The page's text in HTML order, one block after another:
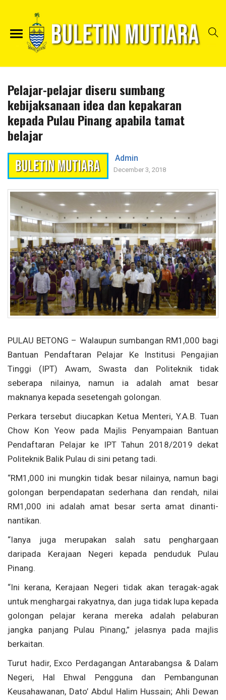
Pelajar-pelajar diseru sumbang
kebijaksanaan idea dan kepakaran
kepada Pulau Pinang apabila tamat
belajar
Admin
December 3, 2018
PULAU BETONG – Walaupun sumbangan RM1,000 bagi
Bantuan Pendaftaran Pelajar Ke Institusi Pengajian
Tinggi (IPT) Awam, Swasta dan Politeknik tidak
seberapa nilainya, namun ia adalah amat besar
maknanya kepada sesetengah golongan.
Perkara tersebut diucapkan Ketua Menteri, Y.A.B. Tuan
Chow Kon Yeow pada Majlis Penyampaian Bantuan
Pendaftaran Pelajar ke IPT Tahun 2018/2019 dekat
Politeknik Balik Pulau di sini petang tadi.
“RM1,000 ini mungkin tidak besar nilainya, namun bagi
golongan berpendapatan sederhana dan rendah, nilai
RM1,000 ini adalah amat besar serta amat dinanti-
nantikan.
“Ianya juga merupakan salah satu penghargaan
daripada Kerajaan Negeri kepada penduduk Pulau
Pinang.
“Ini kerana, Kerajaan Negeri tidak akan teragak-agak
untuk menghargai rakyatnya, dan juga tidak lupa kepada
golongan pelajar kerana mereka adalah pelaburan
jangka panjang Pulau Pinang,” jelasnya pada majlis
berkaitan.
Turut hadir, Exco Perdagangan Antarabangsa & Dalam
Negeri, Hal Ehwal Pengguna dan Pembangunan
Keusahawanan, Dato’ Abdul Halim Hussain; Ahli Dewan